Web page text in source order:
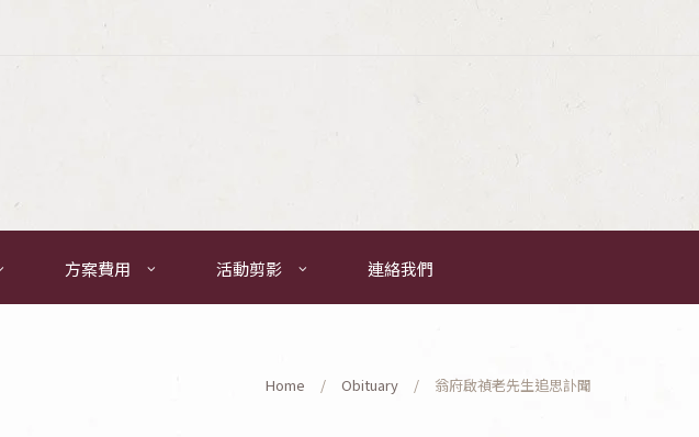
方案費用 活動剪影 連絡我們
Home Obituary 翁府啟禎老先生追思訃聞